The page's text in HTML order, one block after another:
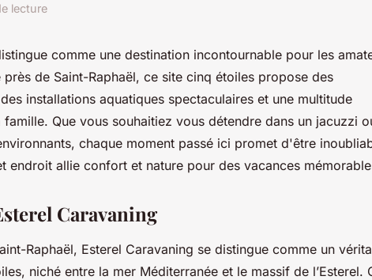
lecture
comme une destination incontournable pour les
de Saint-Raphaël, ce site cinq étoiles propose des
installations aquatiques spectaculaires et une multitude
Que vous souhaitiez vous détendre dans un jacuzzi
chaque moment passé ici promet d'être
endroit allie confort et nature pour des vacances
Caravaning
Raphaël, Esterel Caravaning se distingue comme un
niché entre la mer Méditerranée et le massif de l’Esterel.